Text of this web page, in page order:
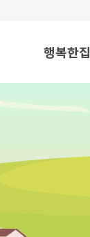
행복한집
시설현황